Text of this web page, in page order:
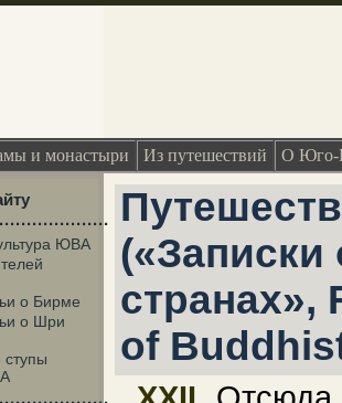
и монастыри Из путешествий О Юго-
ЮВА
о Бирме
о Шри
ступы
(«Записки
странах»,
of